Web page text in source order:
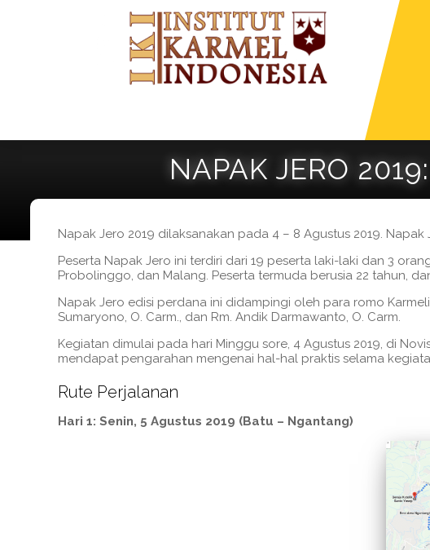
NAPAK JERO
Napak Jero 2019 dilaksanakan pada 4 – 8 Agustus 2019.
Peserta Napak Jero ini terdiri dari 19 peserta laki-laki dan 3
Probolinggo, dan Malang. Peserta termuda berusia 22 tahun,
Napak Jero edisi perdana ini didampingi oleh para romo
Sumaryono, O. Carm., dan Rm. Andik Darmawanto, O. Carm.
Kegiatan dimulai pada hari Minggu sore, 4 Agustus 2019, di
mendapat pengarahan mengenai hal-hal praktis selama
Rute Perjalanan
Hari 1: Senin, 5 Agustus 2019 (Batu – Ngantang)